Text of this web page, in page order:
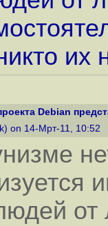
их
Debian
on 14-Мрт-11, 10:52